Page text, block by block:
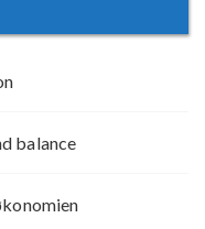
balance